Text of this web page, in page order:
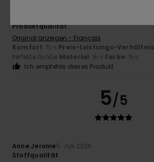
Produktqualität
Original anzeigen - Français
Komfort: 5/5 Preis-Leistungs-Verhältnis
Perfekte Größe Material: 5/5 Farbe: 5/5
Ich empfehle dieses Produkt
5/5
Anne Jerome5. Juli 2026
Stoffqualität